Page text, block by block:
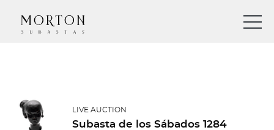
LIVE AUCTION
Subasta de los Sábados 1284